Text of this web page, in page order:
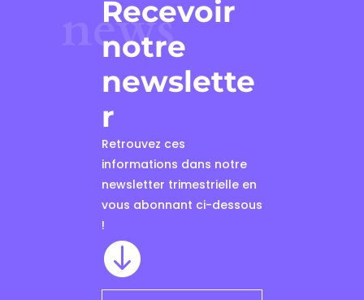
news
Recevoir
notre
newslette
r
Retrouvez ces
informations dans notre
newsletter trimestrielle en
vous abonnant ci-dessous
!
